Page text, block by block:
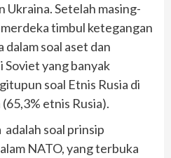
Ukraina. Setelah masing-
timbul ketegangan
soal aset dan
yang banyak
soal Etnis Rusia di
etnis Rusia).
adalah soal prinsip
NATO, yang terbuka